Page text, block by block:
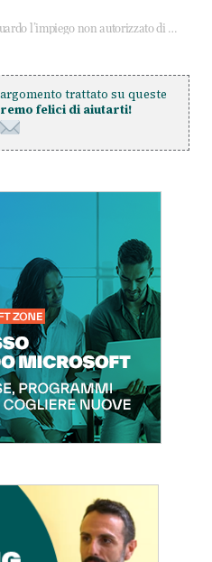
Shadow AI riguardo l’impiego non autorizzato di sistemi AI all’interno dell’azienda. E’ una pratica che si diffonde a partire dai dipendenti fino ai dirigenti e mette a repentaglio la cybersecurity, con costi più elevati per le organizzazioni. Due recenti report illustrano il fenomeno e forniscono dati in merito
trattato su queste
felici di aiutarti!